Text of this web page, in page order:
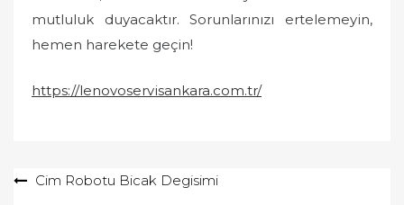
mutluluk duyacaktır. Sorunlarınızı ertelemeyin,
hemen harekete geçin!
https://lenovoservisankara.com.tr/
YazıCim Robotu Bicak Degisimi